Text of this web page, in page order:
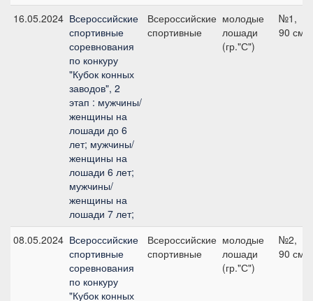
16.05.2024 Всероссийские
спортивные
соревнования
по конкуру
"Кубок конных
заводов", 2
этап : мужчины/
женщины на
лошади до 6
лет; мужчины/
женщины на
лошади 6 лет;
мужчины/
женщины на
лошади 7 лет;
Всероссийские
спортивные
молодые
лошади
(гр."С")
№1,
90 см
08.05.2024 Всероссийские
спортивные
соревнования
по конкуру
"Кубок конных
Всероссийские
спортивные
молодые
лошади
(гр."С")
№2,
90 см